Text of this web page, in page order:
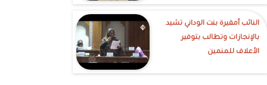
النائب أمقيرة بنت الوداني تشيد
بالإنجازات وتطالب بتوفير
الأعلاف للمنمين